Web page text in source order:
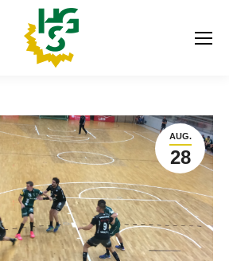
AUG.
28